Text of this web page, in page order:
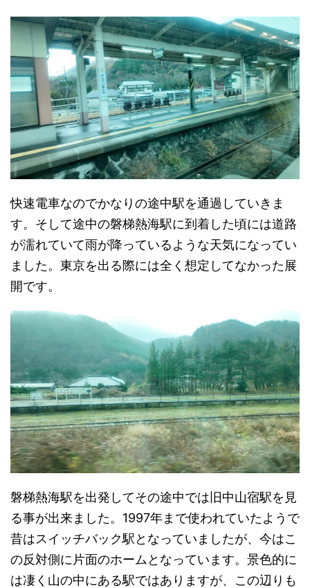
快速電車なのでかなりの途中駅を通過していきま
す。そして途中の磐梯熱海駅に到着した頃には道路
が濡れていて雨が降っているような天気になってい
ました。東京を出る際には全く想定してなかった展
開です。
磐梯熱海駅を出発してその途中では旧中山宿駅を見
る事が出来ました。1997年まで使われていたようで
昔はスイッチバック駅となっていましたが、今はこ
の反対側に片面のホームとなっています。景色的に
は凄く山の中にある駅ではありますが、この辺りも